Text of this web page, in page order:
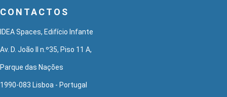
CONTACTOS
IDEA Spaces, Edifício Infante
Av. D. João II n.º35, Piso 11 A,
Parque das Nações
1990-083 Lisboa - Portugal